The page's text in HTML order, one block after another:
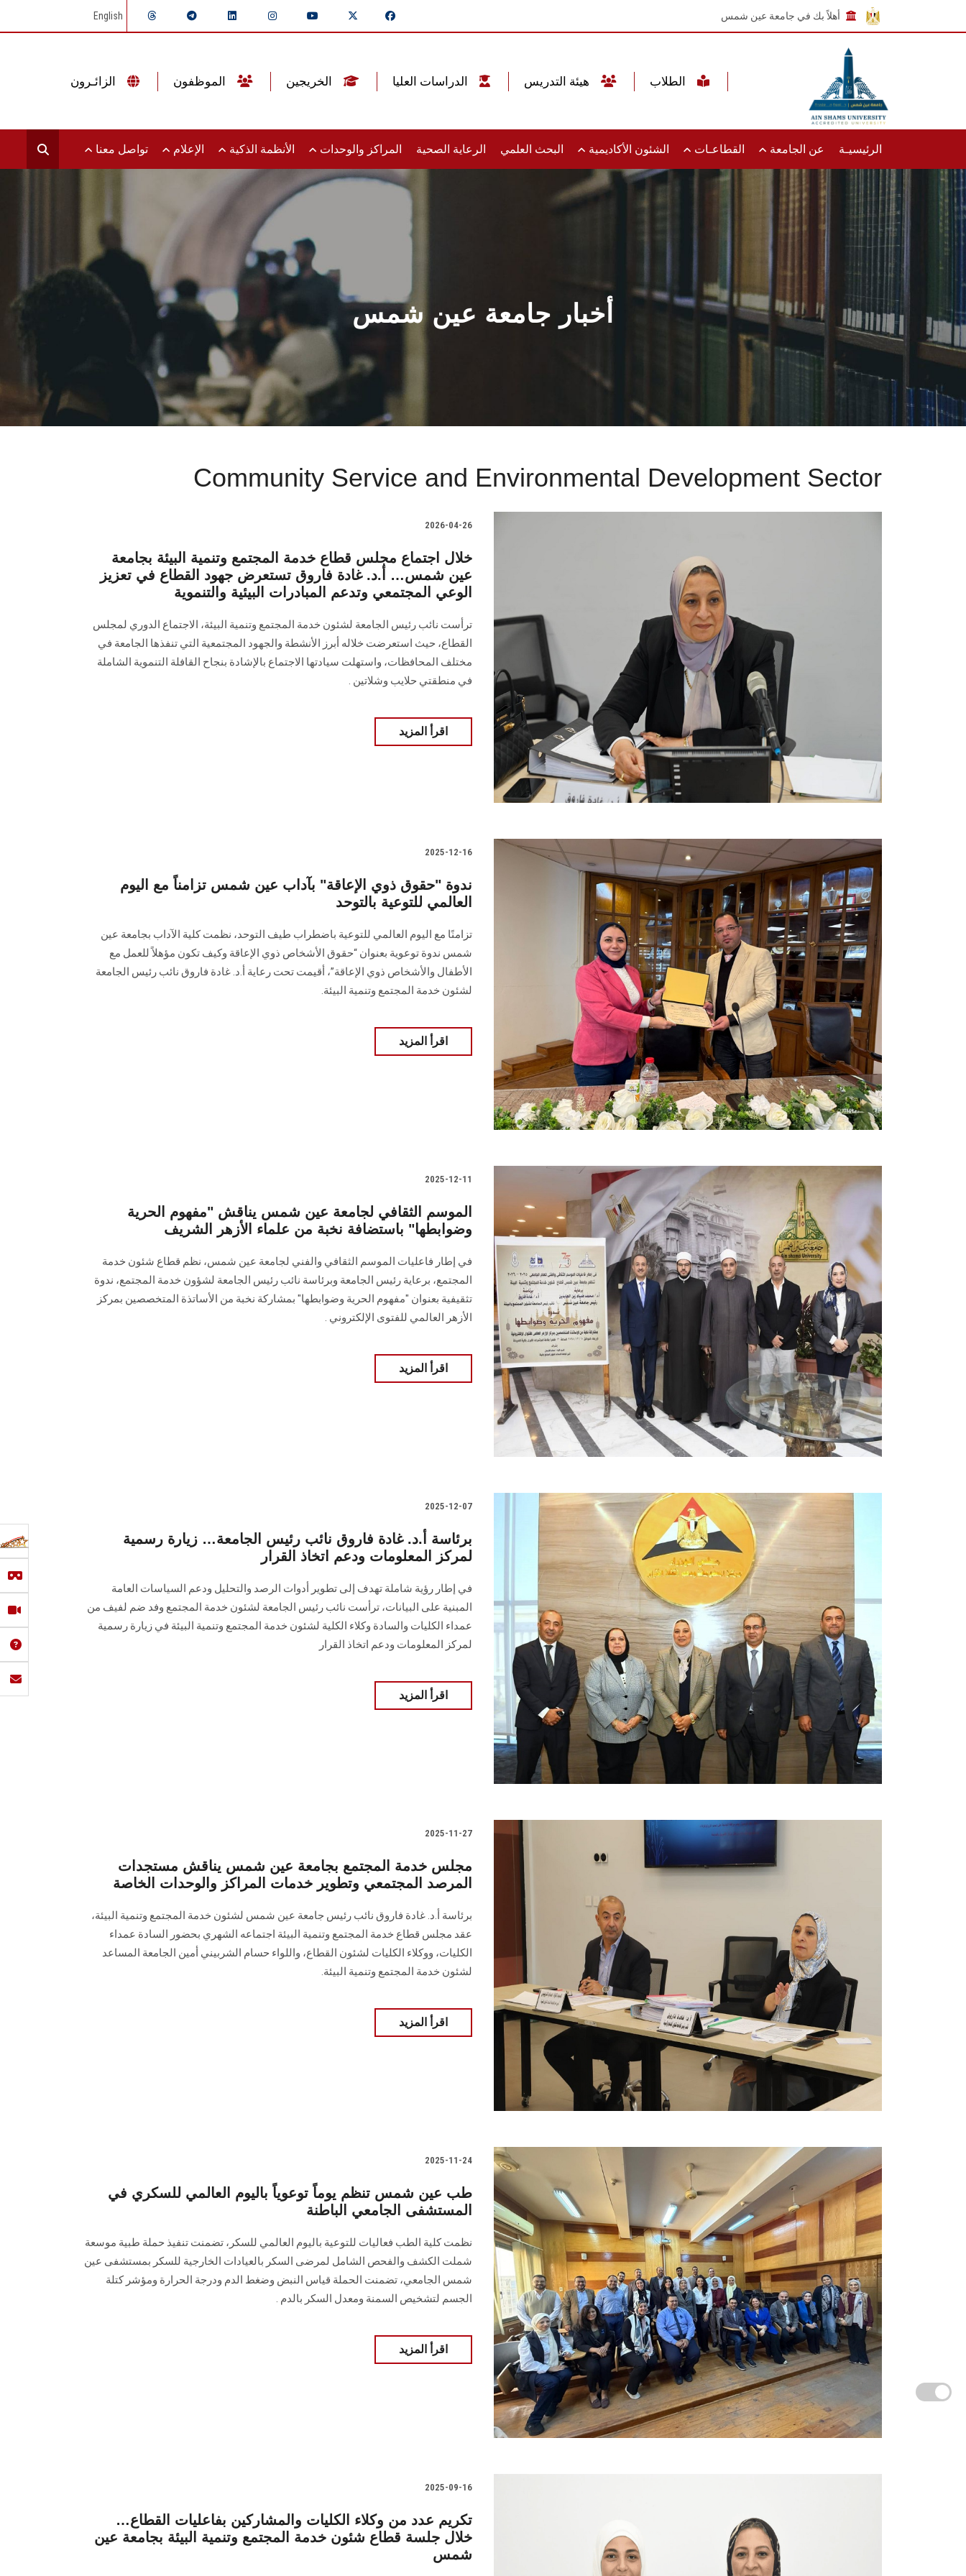
أهلاً بك في جامعة عين شمس English
الرئيسيـة عن الجامعة القطاعـات الشئون الأكاديمية البحث العلمي الرعاية الصحية المراكز والوحدات الأنظمة الذكية الإعلام تواصل معنا
أخبار جامعة عين شمس
Community Service and Environmental Development Sector
2026-04-26
خلال اجتماع مجلس قطاع خدمة المجتمع وتنمية البيئة بجامعة
عين شمس… أ.د. غادة فاروق تستعرض جهود القطاع في تعزيز
الوعي المجتمعي وتدعم المبادرات البيئية والتنموية
ترأست نائب رئيس الجامعة لشئون خدمة المجتمع وتنمية البيئة، الاجتماع الدوري لمجلس
القطاع، حيث استعرضت خلاله أبرز الأنشطة والجهود المجتمعية التي تنفذها الجامعة في
مختلف المحافظات، واستهلت سيادتها الاجتماع بالإشادة بنجاح القافلة التنموية الشاملة
في منطقتي حلايب وشلاتين .
اقرأ المزيد
2025-12-16
ندوة "حقوق ذوي الإعاقة" بآداب عين شمس تزامناً مع اليوم
العالمي للتوعية بالتوحد
تزامنًا مع اليوم العالمي للتوعية باضطراب طيف التوحد، نظمت كلية الآداب بجامعة عين
شمس ندوة توعوية بعنوان “حقوق الأشخاص ذوي الإعاقة وكيف تكون مؤهلاً للعمل مع
الأطفال والأشخاص ذوي الإعاقة”، أقيمت تحت رعاية أ.د. غادة فاروق نائب رئيس الجامعة
لشئون خدمة المجتمع وتنمية البيئة.
اقرأ المزيد
2025-12-11
الموسم الثقافي لجامعة عين شمس يناقش "مفهوم الحرية
وضوابطها" باستضافة نخبة من علماء الأزهر الشريف
في إطار فاعليات الموسم الثقافي والفني لجامعة عين شمس، نظم قطاع شئون خدمة
المجتمع، برعاية رئيس الجامعة وبرئاسة نائب رئيس الجامعة لشؤون خدمة المجتمع، ندوة
تثقيفية بعنوان "مفهوم الحرية وضوابطها" بمشاركة نخبة من الأساتذة المتخصصين بمركز
الأزهر العالمي للفتوى الإلكتروني .
اقرأ المزيد
2025-12-07
برئاسة أ.د. غادة فاروق نائب رئيس الجامعة… زيارة رسمية
لمركز المعلومات ودعم اتخاذ القرار
في إطار رؤية شاملة تهدف إلى تطوير أدوات الرصد والتحليل ودعم السياسات العامة
المبنية على البيانات، ترأست نائب رئيس الجامعة لشئون خدمة المجتمع وفد ضم لفيف من
عمداء الكليات والسادة وكلاء الكلية لشئون خدمة المجتمع وتنمية البيئة في زيارة رسمية
لمركز المعلومات ودعم اتخاذ القرار
اقرأ المزيد
2025-11-27
مجلس خدمة المجتمع بجامعة عين شمس يناقش مستجدات
المرصد المجتمعي وتطوير خدمات المراكز والوحدات الخاصة
برئاسة أ.د. غادة فاروق نائب رئيس جامعة عين شمس لشئون خدمة المجتمع وتنمية البيئة،
عقد مجلس قطاع خدمة المجتمع وتنمية البيئة اجتماعه الشهري بحضور السادة عمداء
الكليات، ووكلاء الكليات لشئون القطاع، واللواء حسام الشربيني أمين الجامعة المساعد
لشئون خدمة المجتمع وتنمية البيئة.
اقرأ المزيد
2025-11-24
طب عين شمس تنظم يوماً توعوياً باليوم العالمي للسكري في
المستشفى الجامعي الباطنة
نظمت كلية الطب فعاليات للتوعية باليوم العالمي للسكر، تضمنت تنفيذ حملة طبية موسعة
شملت الكشف والفحص الشامل لمرضى السكر بالعيادات الخارجية للسكر بمستشفى عين
شمس الجامعي، تضمنت الحملة قياس النبض وضغط الدم ودرجة الحرارة ومؤشر كتلة
الجسم لتشخيص السمنة ومعدل السكر بالدم .
اقرأ المزيد
2025-09-16
تكريم عدد من وكلاء الكليات والمشاركين بفاعليات القطاع…
خلال جلسة قطاع شئون خدمة المجتمع وتنمية البيئة بجامعة عين
شمس